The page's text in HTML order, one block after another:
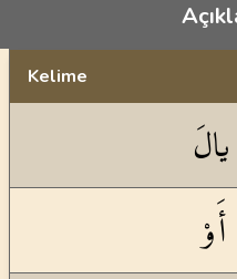
Kelime
يالَ
أَوْ